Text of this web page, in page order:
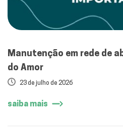
Manutenção em rede de
do Amor
23 de julho de 2026
saiba mais